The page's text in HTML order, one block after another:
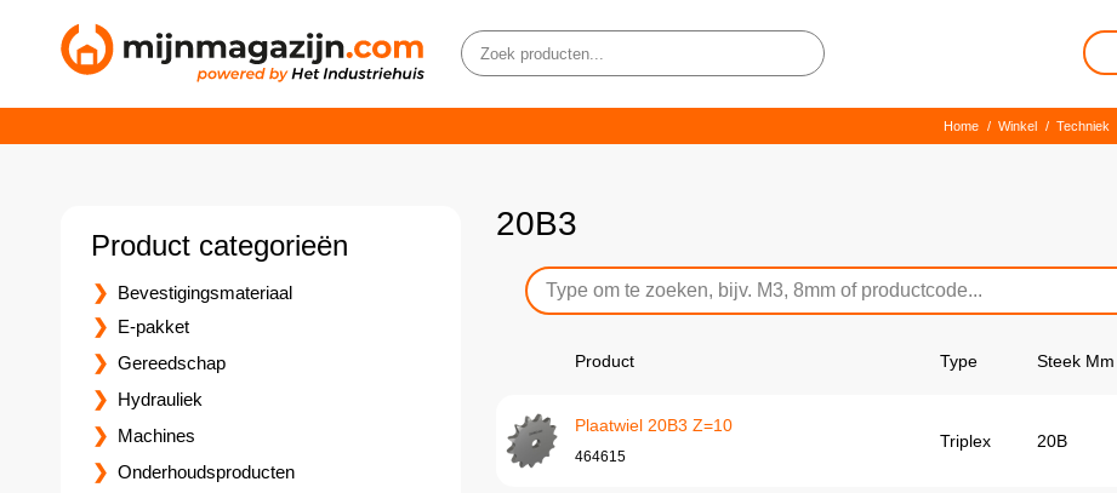
Home / Winkel / Techniek
20B3
Product Type Steek Mm
Plaatwiel 20B3 Z=10
464615
Triplex 20B
Product categorieën
Bevestigingsmateriaal
E-pakket
Gereedschap
Hydrauliek
Machines
Onderhoudsproducten